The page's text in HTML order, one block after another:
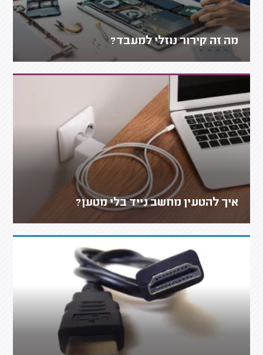
מה זה קירור נוזלי למעבד?
איך להטעין מחשב נייד בלי מטען?